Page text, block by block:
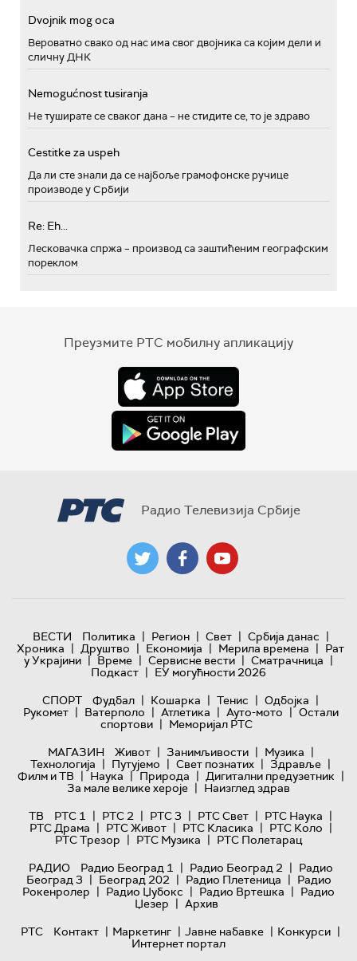
Dvojnik mog oca
Вероватно свако од нас има свог двојника са којим дели и
сличну ДНК
Nemogućnost tusiranja
Не туширате се сваког дана – не стидите се, то је здраво
Cestitke za uspeh
Да ли сте знали да се најбоље грамофонске ручице
производе у Србији
Re: Eh...
Лесковачка спржа – производ са заштићеним географским
пореклом
Преузмите РТС мобилну апликацију
Радио Телевизија Србије
ВЕСТИ Политика | Регион | Свет | Србија данас |
Хроника | Друштво | Економија | Мерила времена | Рат
у Украјини | Време | Сервисне вести | Сматрачница |
Подкаст | ЕУ могућности 2026
СПОРТ
Фудбал | Кошарка | Тенис | Одбојка |
Рукомет | Ватерполо | Атлетика | Ауто-мото | Остали
спортови | Меморијал РТС
МАГАЗИН
Живот | Занимљивости | Музика |
Технологијa | Путујемо | Свет познатих | Здравље |
Филм и ТВ | Наука | Природа | Дигитални предузетник |
За мале велике хероје | Наизглед здрав
ТВ
РТС 1 | РТС 2 | РТС 3 | РТС Свет | РТС Наука |
РТС Драма | РТС Живот | РТС Класика | РТС Коло |
РТС Трезор | РТС Музика | РТС Полетарац
РАДИО
Радио Београд 1 | Радио Београд 2 | Радио
Београд 3 | Београд 202 | Радио Плетеница | Радио
Рокенролер | Радио Џубокс | Радио Вртешка | Радио
Џезер | Архив
РТС
Контакт | Маркетинг | Јавне набавке | Конкурси |
Интернет портал